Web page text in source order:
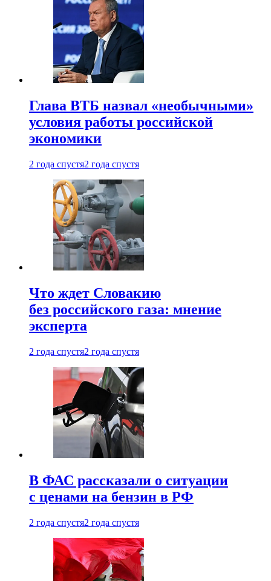
Глава ВТБ назвал «необычными»
условия работы российской
экономики
2 года спустя2 года спустя
Что ждет Словакию
без российского газа: мнение
эксперта
2 года спустя2 года спустя
В ФАС рассказали о ситуации
с ценами на бензин в РФ
2 года спустя2 года спустя